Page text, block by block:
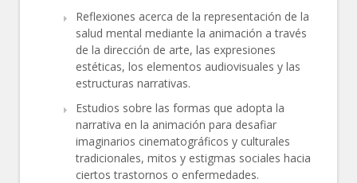
Reflexiones acerca de la representación de la
salud mental mediante la animación a través
de la dirección de arte, las expresiones
estéticas, los elementos audiovisuales y las
estructuras narrativas.
Estudios sobre las formas que adopta la
narrativa en la animación para desafiar
imaginarios cinematográficos y culturales
tradicionales, mitos y estigmas sociales hacia
ciertos trastornos o enfermedades.